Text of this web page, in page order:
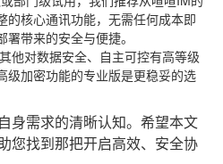
的核心通讯功能，无需任何成本即
带来的安全与便捷。
他对数据安全、自主可控有高等级
级加密功能的专业版是更稳妥的选
身需求的清晰认知。希望本文
您找到那把开启高效、安全协